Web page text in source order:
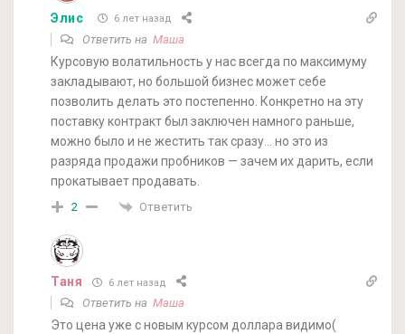
Элис 6 лет назад
Ответить на Маша
Курсовую волатильность у нас всегда по максимуму
закладывают, но большой бизнес может себе
позволить делать это постепенно. Конкретно на эту
поставку контракт был заключен намного раньше,
можно было и не жестить так сразу… но это из
разряда продажи пробников — зачем их дарить, если
прокатывает продавать.
2 Ответить
Таня 6 лет назад
Ответить на Маша
Это цена уже с новым курсом доллара видимо(